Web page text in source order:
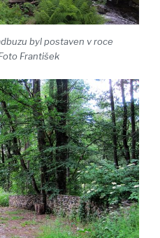
byl postaven v roce
František